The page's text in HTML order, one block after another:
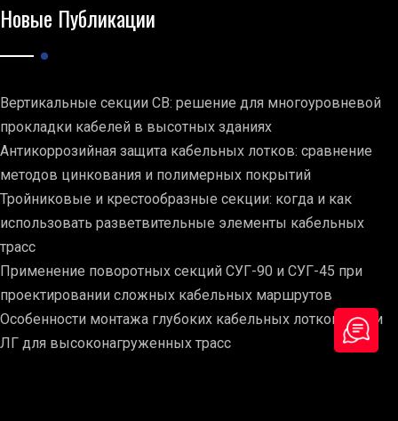
Новые Публикации
Вертикальные секции СВ: решение для многоуровневой
прокладки кабелей в высотных зданиях
Антикоррозийная защита кабельных лотков: сравнение
методов цинкования и полимерных покрытий
Тройниковые и крестообразные секции: когда и как
использовать разветвительные элементы кабельных
трасс
Применение поворотных секций СУГ-90 и СУГ-45 при
проектировании сложных кабельных маршрутов
Особенности монтажа глубоких кабельных лотков серии
ЛГ для высоконагруженных трасс